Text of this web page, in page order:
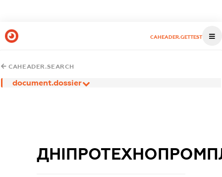
CAHEADER.GETTEST
CAHEADER.SEARCH
document.dossier